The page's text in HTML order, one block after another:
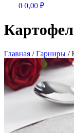
0 0,00 ₽
Главная /Гарниры /